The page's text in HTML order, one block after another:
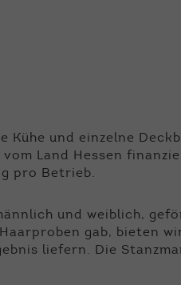
Kühe und einzelne
Land Hessen
pro Betrieb.
und weiblich,
gab, bieten
liefern. Die